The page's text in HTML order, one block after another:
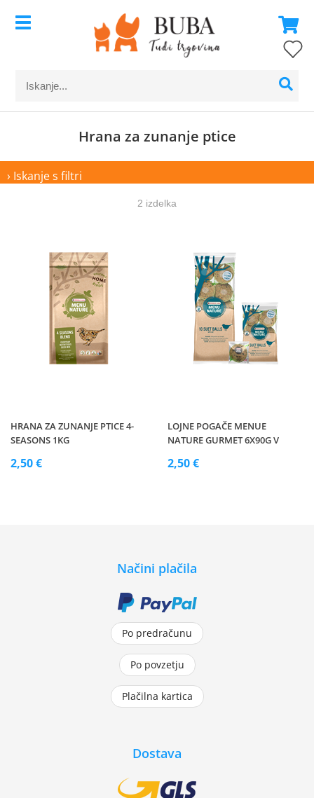
Hrana za zunanje ptice
› Iskanje s filtri
2 izdelka
HRANA ZA ZUNANJE PTICE 4-
SEASONS 1KG
2,50 €
LOJNE POGAČE MENUE
NATURE GURMET 6X90G V
2,50 €
Načini plačila
Po predračunu
Po povzetju
Plačilna kartica
Dostava